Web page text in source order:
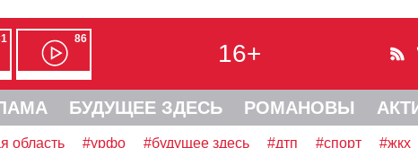
86
16+
БУДУЩЕЕ ЗДЕСЬ РОМАНОВЫ
область #урфо #будущее здесь #дтп #спорт #жкх